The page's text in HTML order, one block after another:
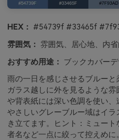
HEX： #54739f #33465f
雰囲気： 雰囲気、居心地、内
おすすめ用途： ブックカバー
雨の一日を感じさせるブルー
ガラス越しに外を見るような
や背表紙には深い色調を使い、
やさしいグレーブルー域はイラ
き立てます。ヒント：ミュー
者名など一点に絞って控えめに。